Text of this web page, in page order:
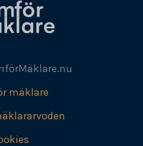
mäklare